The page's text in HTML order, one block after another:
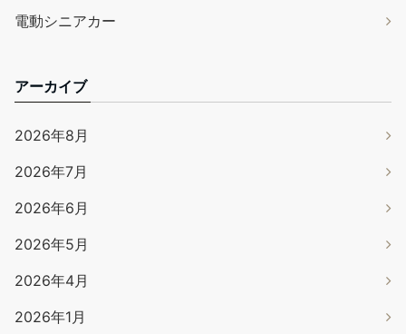
電動シニアカー
アーカイブ
2026年8月
2026年7月
2026年6月
2026年5月
2026年4月
2026年1月